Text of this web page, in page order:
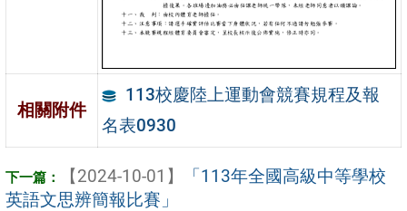
相關附件
113校慶陸上運動會競賽規程及報
名表0930
【2024-10-01】
「113年全國高級中等學校
英語文思辨簡報比賽」